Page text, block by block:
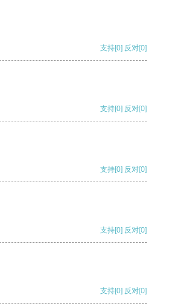
支持[0] 反对[0]
支持[0] 反对[0]
支持[0] 反对[0]
支持[0] 反对[0]
支持[0] 反对[0]